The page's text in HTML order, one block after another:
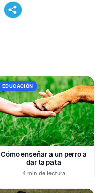
EDUCACIÓN
Cómo enseñar a un perro a
dar la pata
4 min de lectura